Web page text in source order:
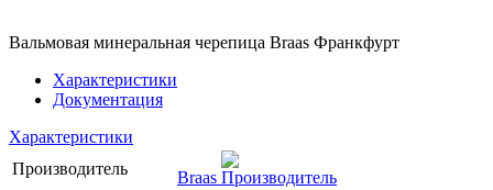
Вальмовая минеральная черепица Braas Франкфурт
Характеристики
Документация
Характеристики
Производитель
Braas